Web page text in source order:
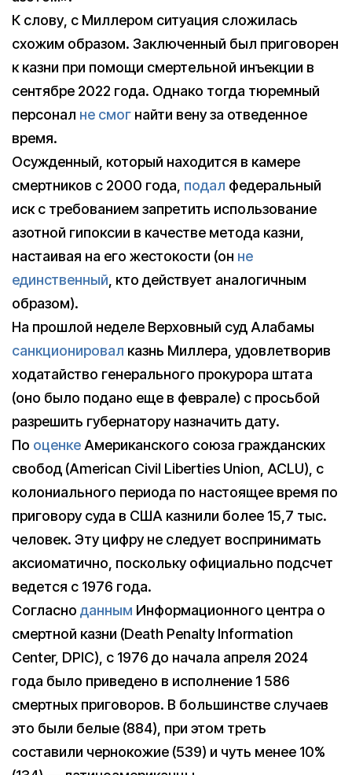
К слову, с Миллером ситуация сложилась
схожим образом. Заключенный был приговорен
к казни при помощи смертельной инъекции в
сентябре 2022 года. Однако тогда тюремный
персонал не смог найти вену за отведенное
время.
Осужденный, который находится в камере
смертников с 2000 года, подал федеральный
иск с требованием запретить использование
азотной гипоксии в качестве метода казни,
настаивая на его жестокости (он не
единственный, кто действует аналогичным
образом).
На прошлой неделе Верховный суд Алабамы
санкционировал казнь Миллера, удовлетворив
ходатайство генерального прокурора штата
(оно было подано еще в феврале) с просьбой
разрешить губернатору назначить дату.
По оценкеАмериканского союза гражданских
свобод (American Civil Liberties Union, ACLU), с
колониального периода по настоящее время по
приговору суда в США казнили более 15,7 тыс.
человек. Эту цифру не следует воспринимать
аксиоматично, поскольку официально подсчет
ведется с 1976 года.
Согласно данным Информационного центра о
смертной казни (Death Penalty Information
Center, DPIC), с 1976 до начала апреля 2024
года было приведено в исполнение 1 586
смертных приговоров. В большинстве случаев
это были белые (884), при этом треть
составили чернокожие (539) и чуть менее 10%